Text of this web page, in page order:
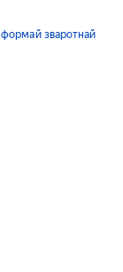
формай зваротнай